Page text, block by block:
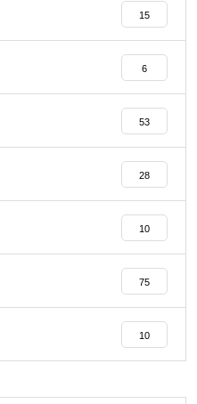
15
6
53
28
10
75
10